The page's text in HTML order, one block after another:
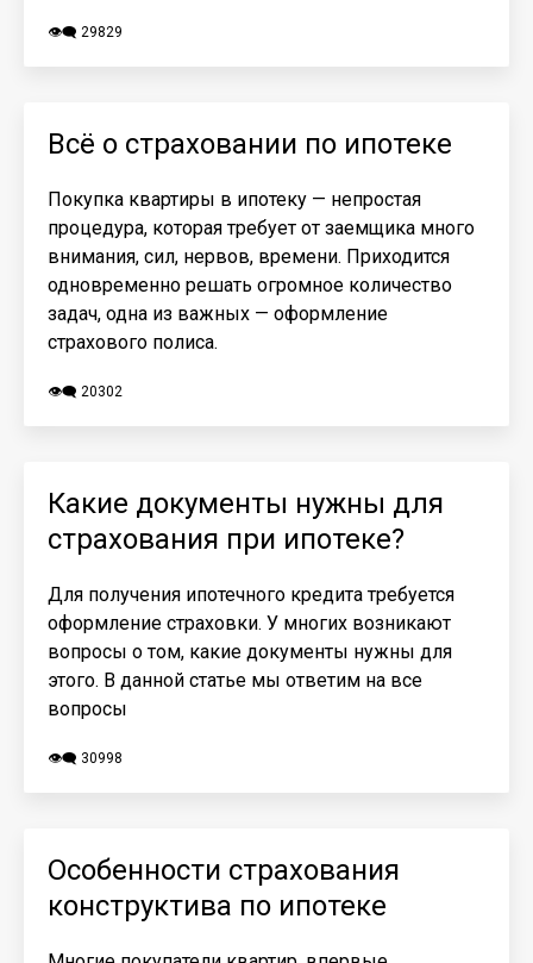
👁️‍🗨️ 29829
Всё о страховании по ипотеке
Покупка квартиры в ипотеку — непростая
процедура, которая требует от заемщика много
внимания, сил, нервов, времени. Приходится
одновременно решать огромное количество
задач, одна из важных — оформление
страхового полиса.
👁️‍🗨️ 20302
Какие документы нужны для
страхования при ипотеке?
Для получения ипотечного кредита требуется
оформление страховки. У многих возникают
вопросы о том, какие документы нужны для
этого. В данной статье мы ответим на все
вопросы
👁️‍🗨️ 30998
Особенности страхования
конструктива по ипотеке